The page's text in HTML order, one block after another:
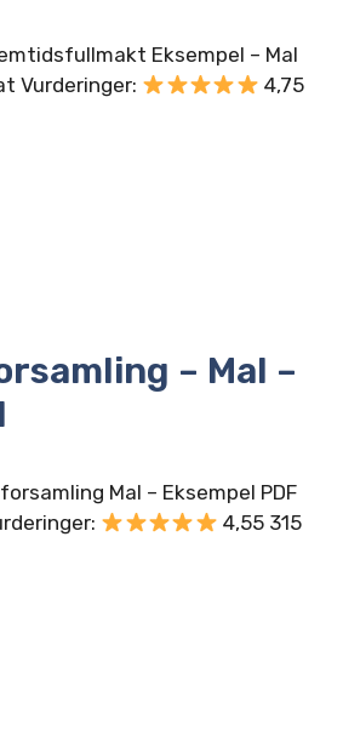
Eksempel – Mal
Vurderinger:
4,75
– Mal –
Mal – Eksempel PDF
4,55 315